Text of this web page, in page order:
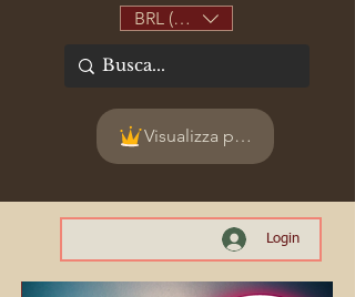
BRL (R$)
Visualizza punti
Login